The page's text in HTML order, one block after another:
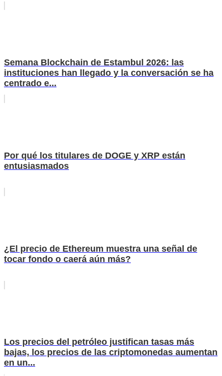
Semana Blockchain de Estambul 2026: las
instituciones han llegado y la conversación se ha
centrado e...
Por qué los titulares de DOGE y XRP están
entusiasmados
¿El precio de Ethereum muestra una señal de
tocar fondo o caerá aún más?
Los precios del petróleo justifican tasas más
bajas, los precios de las criptomonedas aumentan
en un...